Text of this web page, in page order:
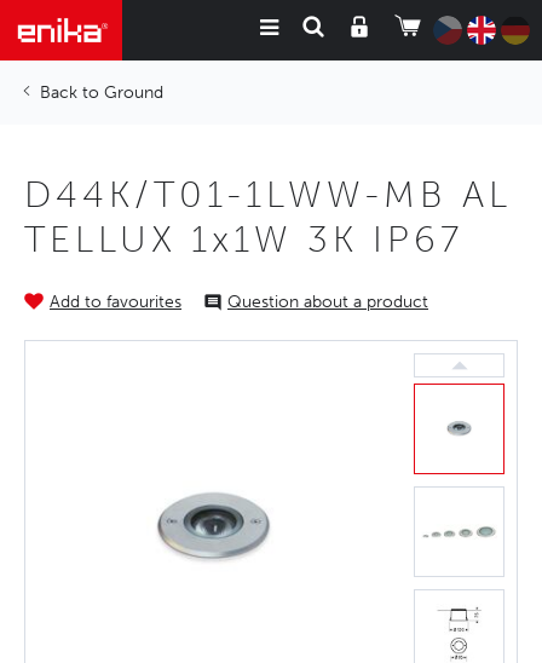
Ground
D44K/T01-1LWW-MB AL
TELLUX 1x1W 3K IP67
Add to favourites Question about a product